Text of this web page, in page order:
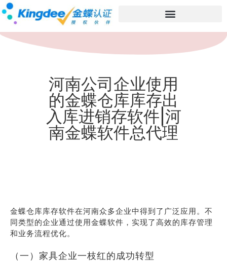
河南公司企业使用
的金蝶仓库库存出
入库进销存软件|河
南金蝶软件总代理
金蝶仓库库存软件在河南众多企业中得到了广泛应用。不
同类型的企业通过使用金蝶软件，实现了高效的库存管理
和业务流程优化。
（一）家具企业一枝红的成功转型